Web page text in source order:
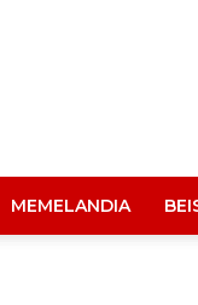
MEMELANDIA